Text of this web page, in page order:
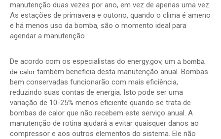
manutenção duas vezes por ano, em vez de apenas uma vez.
As estações de primavera e outono, quando o clima é ameno
e há menos uso da bomba, são o momento ideal para
agendar a manutenção.
De acordo com os especialistas do energy.gov, um a bomba
de calor também beneficia desta manutenção anual. Bombas
bem conservadas funcionarão com mais eficiência,
reduzindo suas contas de energia. Isto pode ser uma
variação de 10-25% menos eficiente quando se trata de
bombas de calor que não recebem este serviço anual. A
manutenção de rotina ajudará a evitar quaisquer danos ao
compressor e aos outros elementos do sistema. Ele não